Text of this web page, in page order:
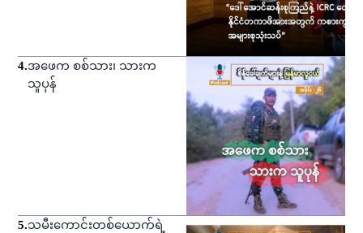
4.အဖေက စစ်သား၊ သားက
သူပုန်
5.သမီးကောင်းတစ်ယောက်ရဲ့